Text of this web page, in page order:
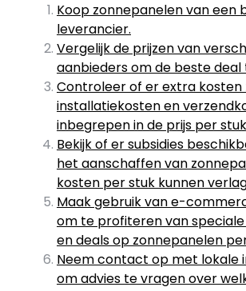
Koop zonnepanelen van een
leverancier.
Vergelijk de prijzen van
aanbieders om de beste deal
Controleer of er extra kosten
installatiekosten en
inbegrepen in de prijs per
Bekijk of er subsidies
het aanschaffen van
kosten per stuk kunnen
Maak gebruik van e-
om te profiteren van
en deals op zonnepanelen
Neem contact op met lokale
om advies te vragen over